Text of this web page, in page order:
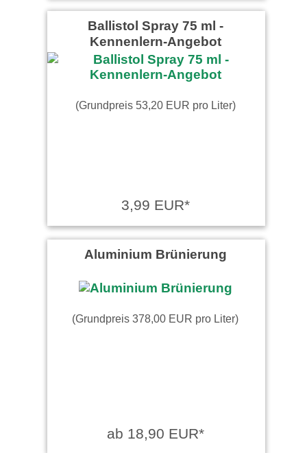
Küchenmaschine. Ich bin
sehr …weiter lesen
Werner schrieb am
19.07.2021
Super schnelle Lieferung.
Ballistol Spray 75 ml -
Kennenlern-Angebot
(Grundpreis 53,20 EUR pro Liter)
3,99 EUR*
Aluminium Brünierung
(Grundpreis 378,00 EUR pro Liter)
ab 18,90 EUR*